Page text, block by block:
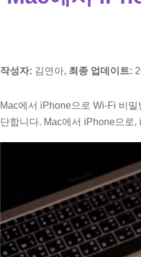
작성자: 김연아, 최종 업데이트:
Mac에서 iPhone으로 Wi-Fi 비
단합니다. Mac에서 iPhone으로